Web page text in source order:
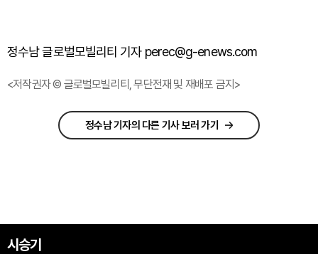
정수남 글로벌모빌리티 기자 perec@g-enews.com
<저작권자 © 글로벌모빌리티, 무단전재 및 재배포 금지>
정수남 기자의 다른 기사 보러 가기
시승기